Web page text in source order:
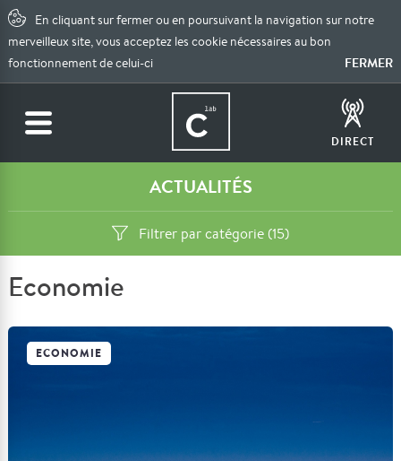
En cliquant sur fermer ou en poursuivant la navigation sur notre
merveilleux site, vous acceptez les cookie nécessaires au bon
fonctionnement de celui-ci
FERMER
DIRECT
ACTUALITÉS
Filtrer par catégorie (15)
Economie
ECONOMIE